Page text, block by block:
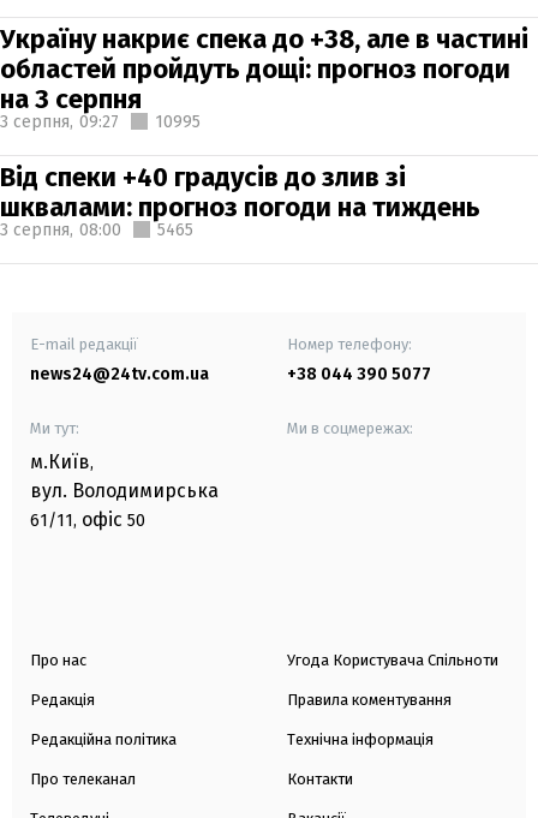
Україну накриє спека до +38, але в частині
областей пройдуть дощі: прогноз погоди
на 3 серпня
3 серпня, 09:27 10995
Від спеки +40 градусів до злив зі
шквалами: прогноз погоди на тиждень
3 серпня, 08:00 5465
E-mail редакції
news24@24tv.com.ua
Номер телефону:
+38 044 390 5077
Ми тут:
м.Київ,
вул. Володимирська
61/11, офіс 50
Ми в соцмережах:
Про нас
Редакція
Редакційна політика
Про телеканал
Угода Користувача Спільноти
Правила коментування
Технічна інформація
Контакти